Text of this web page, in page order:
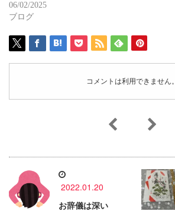
06/02/2025
ブログ
コメントは利用できません。
2022.01.20
お辞儀は深い